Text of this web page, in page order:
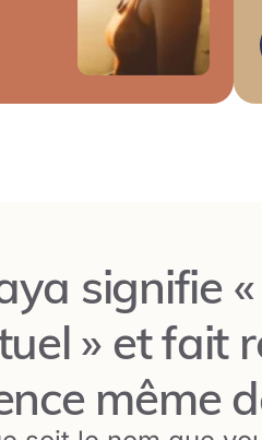
signifie
» et fait
même